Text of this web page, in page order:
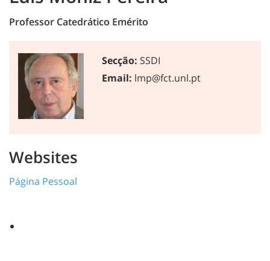
Professor Catedrático Emérito
Secção: SSDI
Email: lmp@fct.unl.pt
Websites
Página Pessoal